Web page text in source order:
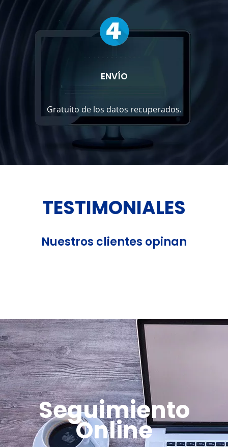
ENVÍO
Gratuito de los datos recuperados.
TESTIMONIALES
Nuestros clientes opinan
Seguimiento
Online